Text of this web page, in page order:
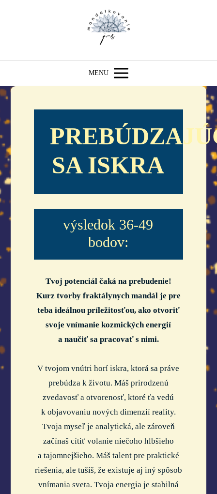
MENU
SA ISKRA
výsledok 36-49
bodov:
Tvoj potenciál čaká na prebudenie!
Kurz tvorby fraktálynych mandál je pre
teba ideálnou príležitosťou, ako otvoriť
svoje vnímanie kozmických energií
a naučiť sa pracovať s nimi.
V tvojom vnútri horí iskra, ktorá sa práve
prebúdza k životu. Máš prirodzenú
zvedavosť a otvorenosť, ktoré ťa vedú
k objavovaniu nových dimenzií reality.
Tvoja myseľ je analytická, ale zároveň
začínaš cítiť volanie niečoho hlbšieho
a tajomnejšieho. Máš talent pre praktické
riešenia, ale tušíš, že existuje aj iný spôsob
vnímania sveta. Tvoja energia je stabilná